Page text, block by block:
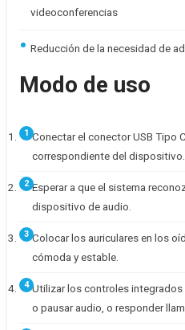
videoconferencias
Reducción de la necesidad de
Modo de uso
Conectar el conector USB Tipo
correspondiente del dispositivo.
Esperar a que el sistema
dispositivo de audio.
Colocar los auriculares en los
cómoda y estable.
Utilizar los controles
o pausar audio, o responder